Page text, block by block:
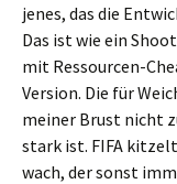
jenes, das die
Das ist wie ein
mit Ressourcen-
Version. Die für
meiner Brust nicht
stark ist. FIFA
wach, der sonst